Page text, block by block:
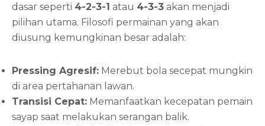
dasar seperti 4-2-3-1 atau 4-3-3 akan menjadi
pilihan utama. Filosofi permainan yang akan
diusung kemungkinan besar adalah:
Pressing Agresif: Merebut bola secepat mungkin
di area pertahanan lawan.
Transisi Cepat: Memanfaatkan kecepatan pemain
sayap saat melakukan serangan balik.